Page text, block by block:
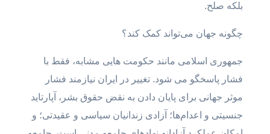
بلکه صلح.
چگونه جهان می‌تواند کمک کند؟
جمهوری اسلامی مانند حکومت هایی مشابه، فقط با
فشار پاسخگو می شود. تغییر در ایران نیازمند فشار
موثر جهانی برای پایان دادن به نقض حقوق بشر، آپارتاید
جنسیتی و اعدام‌ها؛ آزادی زندانیان سیاسی و عقیدتی؛ و